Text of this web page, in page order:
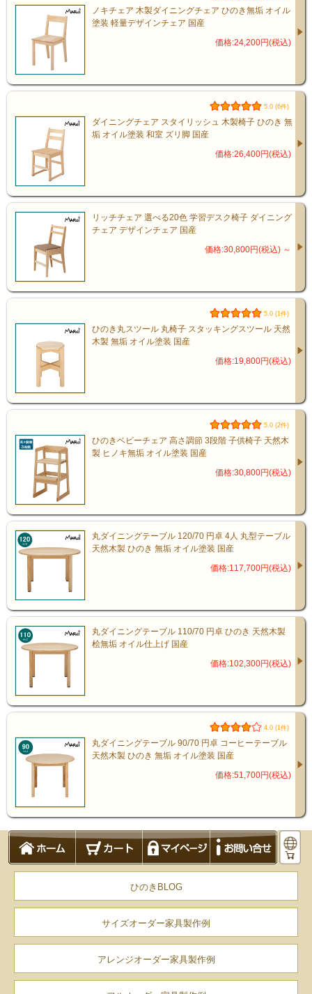
国産ひのき無垢材
ひのきは日本を代表する木材。
✔ 爽やかな香り
✔ 抗菌、防虫、防ダニ性
✔ 消臭性
✔ 高い耐久性
✔ 美しい木目
毎日の暮らしを心地よくします。
商品の特徴
ノキチェア 木製ダイニングチェア ひのき無垢 オイル
塗装 軽量デザインチェア 国産
価格:24,200円(税込)
5.0 (6件)
ダイニングチェア スタイリッシュ 木製椅子 ひのき 無
垢 オイル塗装 和室 ズリ脚 国産
価格:26,400円(税込)
リッチチェア 選べる20色 学習デスク椅子 ダイニング
チェア デザインチェア 国産
価格:30,800円(税込) ～
5.0 (1件)
ひのき丸スツール 丸椅子 スタッキングスツール 天然
木製 無垢 オイル塗装 国産
価格:19,800円(税込)
5.0 (2件)
ひのきベビーチェア 高さ調節 3段階 子供椅子 天然木
製 ヒノキ無垢 オイル塗装 国産
価格:30,800円(税込)
丸ダイニングテーブル 120/70 円卓 4人 丸型テーブル
天然木製 ひのき 無垢 オイル塗装 国産
価格:117,700円(税込)
丸ダイニングテーブル 110/70 円卓 ひのき 天然木製
桧無垢 オイル仕上げ 国産
価格:102,300円(税込)
4.0 (1件)
丸ダイニングテーブル 90/70 円卓 コーヒーテーブル
天然木製 ひのき 無垢 オイル塗装 国産
価格:51,700円(税込)
ひのきBLOG
サイズオーダー家具製作例
アレンジオーダー家具製作例